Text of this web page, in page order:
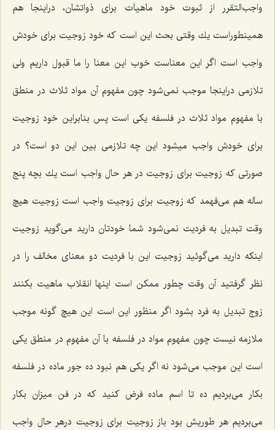
واجب‌التقرر از ثبوت خود ماهیات براى ذواتشان، دراینجا هم
همینطوراست یك وقتى بحث این است كه خود زوجیت براى خودش
واجب است اگر این معناست خوب این معنا را ما قبول داریم ولى
تلازمى دراینجا موجب نمى‌شود چون مفهوم آن مواد ثلاث در منطق
با مفهوم مواد ثلاث در فلسفه یكى است پس بنابراین خود زوجیت
براى خودش واجب میشود این چه تلازمى بین این دو است؟ در
صورتى كه زوجیت براى زوجیت در هر حال واجب است یك بچه پنج
ساله هم مى‌فهمد كه زوجیت براى زوجیت واجب است زوجیت هیچ
وقت تبدیل به فردیت نمى‌شود شما خودتان دارید مى‌گوید زوجیت
اینكه دارید مى‌گوئید زوجیت این با فردیت دو معناى مخالف را در
نظر گرفتید آن وقت چطور ممكن است اینها انقلاب ماهیت بكنند
زوج تبدیل به فرد بشود اگر منظور این است این هیچ گونه موجب
ملازمه نیست چون مفهوم مواد در فلسفه با آن مفهوم در منطق یكى
است این موجب مى‌شود نه اگر یكى هم نبود ده جور ماده در فلسفه
بكار مى‌بردیم ده تا اسم ماده فرض كنید كه در فن میزان بكار
مى‌بردیم هر طوریش بود باز زوجیت براى زوجیت درهر حال واجب